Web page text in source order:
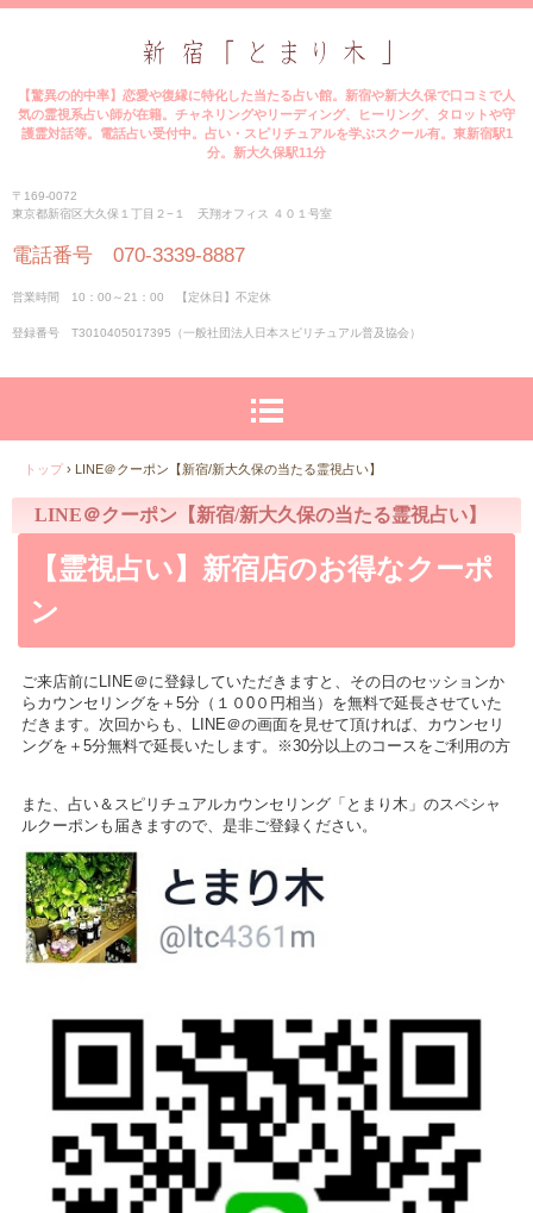
【驚異の的中率】恋愛や復縁に特化した当たる占い館。新宿や新大久保で口コミで人
気の霊視系占い師が在籍。チャネリングやリーディング、ヒーリング、タロットや守
護霊対話等。電話占い受付中。占い・スピリチュアルを学ぶスクール有。東新宿駅1
分。新大久保駅11分
〒169-0072
東京都新宿区大久保１丁目２−１ 天翔オフィス ４０１号室
電話番号 070-3339-8887
営業時間 10：00～21：00 【定休日】不定休
登録番号 T3010405017395（一般社団法人日本スピリチュアル普及協会）
トップ › LINE＠クーポン【新宿/新大久保の当たる霊視占い】
LINE＠クーポン【新宿/新大久保の当たる霊視占い】
【霊視占い】新宿店のお得なクーポ
ン
ご来店前にLINE＠に登録していただきますと、その日のセッションか
らカウンセリングを＋5分（１０0０円相当）を無料で延長させていた
だきます。次回からも、LINE＠の画面を見せて頂ければ、カウンセリ
ングを＋5分無料で延長いたします。※30分以上のコースをご利用の方
また、占い＆スピリチュアルカウンセリング「とまり木」のスペシャ
ルクーポンも届きますので、是非ご登録ください。